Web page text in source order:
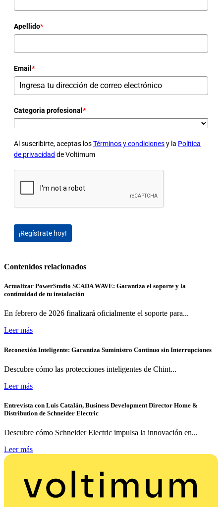
Apellido*
Email *
Categoria profesional *
Al suscribirte, aceptas losTérminos y condicionesy la Política
de privacidad de Voltimum
¡Regístrate hoy!
Contenidos relacionados
Actualizar PowerStudio SCADA WAVE: Garantiza el soporte y la
continuidad de tu instalación
En febrero de 2026 finalizará oficialmente el soporte para...
Leer más
Reconexión Inteligente: Garantiza Suministro Continuo sin Interrupciones
Descubre cómo las protecciones inteligentes de Chint...
Leer más
Entrevista con Luis Catalán, Business Development Director Home &
Distribution de Schneider Electric
Descubre cómo Schneider Electric impulsa la innovación en...
Leer más